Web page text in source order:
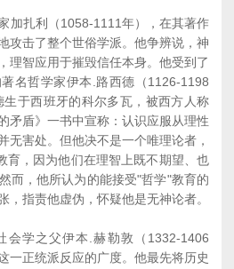
扎利（1058-1111年），在其著作
攻击了整个世俗学派。他争辨说，神
理智应用于摧毁信任本身。他受到了
名哲学家伊本.路西德（1126-1198
于西班牙的科尔多瓦，被西方人称
矛盾》一书中宣称：认识应服从理性
无害处。但他决不是一个唯理论者，
育，因为他们在理智上既不期望、也
而，他所认为的能接受"哲学"教育的
，指责他虚伪，怀疑他是无神论者。
学之父伊本.赫勒敦（1332-1406
一正统派反应的广度。他最先将历史